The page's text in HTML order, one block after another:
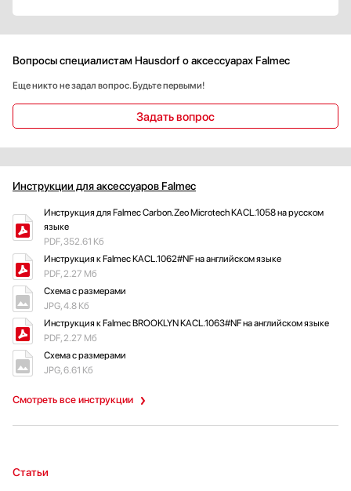
Вопросы специалистам Hausdorf о аксессуарах Falmec
Еще никто не задал вопрос. Будьте первыми!
Задать вопрос
Инструкции для аксессуаров Falmec
Смотреть все инструкции
Инструкция для Falmec Carbon.Zeo Microtech KACL.1058 на русском
языке
PDF, 352.61 Кб
Инструкция к Falmec KACL.1062#NF на английском языке
PDF, 2.27 Мб
Схема с размерами
JPG, 4.8 Кб
Инструкция к Falmec BROOKLYN KACL.1063#NF на английском языке
PDF, 2.27 Мб
Схема с размерами
JPG, 6.61 Кб
Статьи